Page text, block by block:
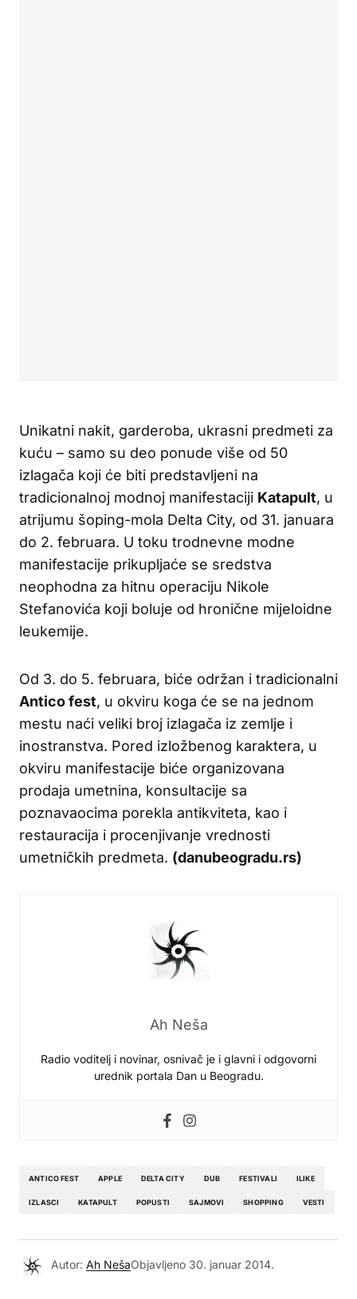
Unikatni nakit, garderoba, ukrasni predmeti za
kuću – samo su deo ponude više od 50
izlagača koji će biti predstavljeni na
tradicionalnoj modnoj manifestaciji Katapult, u
atrijumu šoping-mola Delta City, od 31. januara
do 2. februara. U toku trodnevne modne
manifestacije prikupljaće se sredstva
neophodna za hitnu operaciju Nikole
Stefanovića koji boluje od hronične mijeloidne
leukemije.
Od 3. do 5. februara, biće održan i tradicionalni
Antico fest, u okviru koga će se na jednom
mestu naći veliki broj izlagača iz zemlje i
inostranstva. Pored izložbenog karaktera, u
okviru manifestacije biće organizovana
prodaja umetnina, konsultacije sa
poznavaocima porekla antikviteta, kao i
restauracija i procenjivanje vrednosti
umetničkih predmeta. (danubeogradu.rs)
Ah Neša
Radio voditelj i novinar, osnivač je i glavni i odgovorni
urednik portala Dan u Beogradu.
ANTICO FEST APPLE DELTA CITY DUB FESTIVALI ILIKE
IZLASCI KATAPULT POPUSTI SAJMOVI SHOPPING VESTI
Autor: Ah NešaObjavljeno 30. januar 2014.